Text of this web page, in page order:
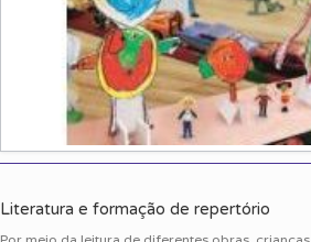
Literatura e formação de repertório